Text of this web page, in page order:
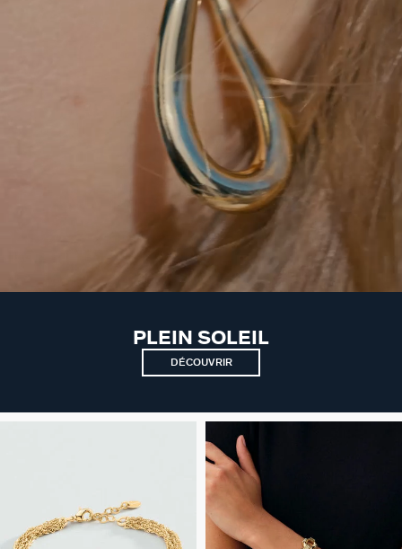
PLEIN SOLEIL
DÉCOUVRIR